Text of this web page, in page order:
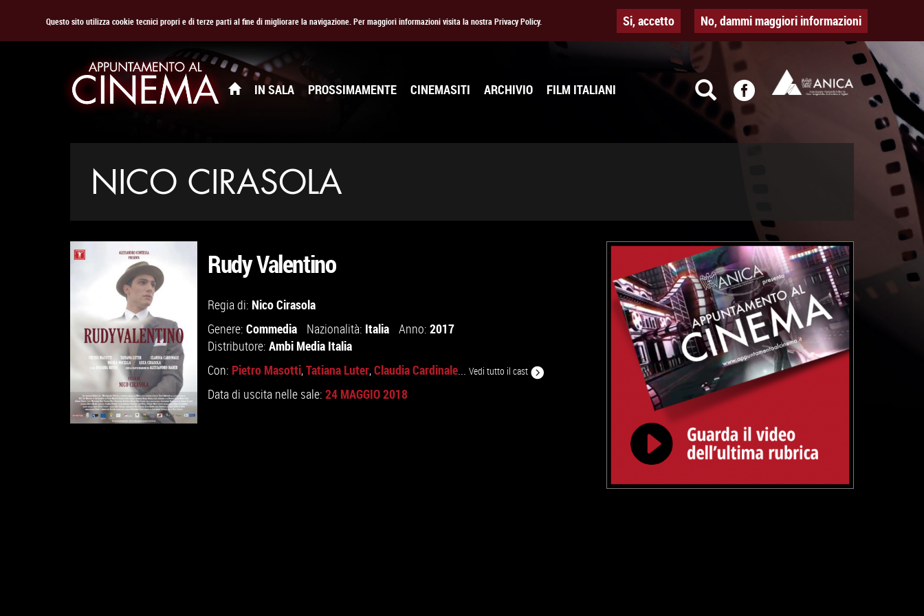
Questo sito utilizza cookie tecnici propri e di terze parti al fine di migliorare la navigazione. Per maggiori informazioni visita la nostra Privacy Policy. Si, accetto No, dammi maggiori informazioni
IN SALA PROSSIMAMENTE CINEMASITI ARCHIVIO FILM ITALIANI
NICO CIRASOLA
Rudy Valentino
Regia di: Nico Cirasola
Genere: Commedia Nazionalità: Italia Anno: 2017
Distributore: Ambi Media Italia
Con: Pietro Masotti,Tatiana Luter,Claudia Cardinale... Vedi tutto il cast
Data di uscita nelle sale: 24 MAGGIO 2018